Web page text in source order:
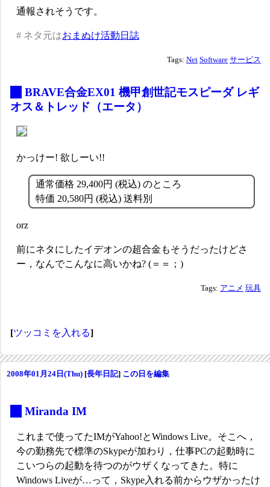
通報されそうです。
# ネタ元はおまぬけ活動日誌
Tags: Net Software サービス
BRAVE合金EX01 機甲創世記モスピーダ レギ
オス＆トレッド（エータ）
かっけー! 欲しーい!!
通常価格 29,400円 (税込) のところ
特価 20,580円 (税込) 送料別
orz
前にネタにしたイデオンの超合金もそうだったけどさ
ー，なんでこんなに高いかね? (＝＝；)
Tags: アニメ 玩具
[ツッコミを入れる]
2008年01月24日(Thu) [長年日記] この日を編集
Miranda IM
これまで使ってたIMがYahoo!とWindows Live。そこへ，
今の勤務先で標準のSkypeが加わり，仕事PCの起動時に
こいつらの起動を待つのがウザくなってきた。特に
Windows Liveが…って，Skype入れる前からウザかったけ